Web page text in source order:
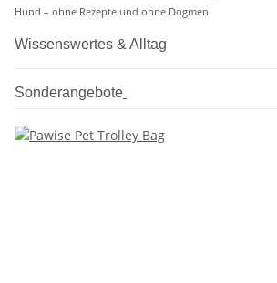
Hund – ohne Rezepte und ohne Dogmen.
Wissenswertes & Alltag
Sonderangebote